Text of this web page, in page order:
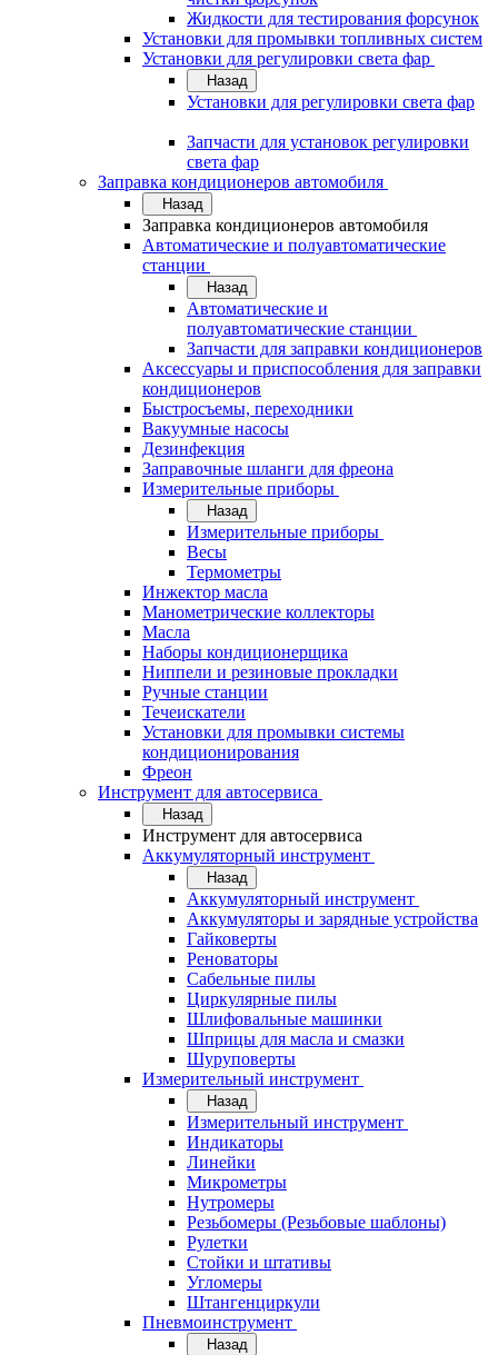
Жидкости для тестирования форсунок
Установки для промывки топливных систем
Установки для регулировки света фар
Назад
Установки для регулировки света фар
Запчасти для установок регулировки
света фар
Заправка кондиционеров автомобиля
Назад
Заправка кондиционеров автомобиля
Автоматические и полуавтоматические
станции
Назад
Автоматические и
полуавтоматические станции
Запчасти для заправки кондиционеров
Аксессуары и приспособления для заправки
кондиционеров
Быстросъемы, переходники
Вакуумные насосы
Дезинфекция
Заправочные шланги для фреона
Измерительные приборы
Назад
Измерительные приборы
Весы
Термометры
Инжектор масла
Манометрические коллекторы
Масла
Наборы кондиционерщика
Ниппели и резиновые прокладки
Ручные станции
Течеискатели
Установки для промывки системы
кондиционирования
Фреон
Инструмент для автосервиса
Назад
Инструмент для автосервиса
Аккумуляторный инструмент
Назад
Аккумуляторный инструмент
Аккумуляторы и зарядные устройства
Гайковерты
Реноваторы
Сабельные пилы
Циркулярные пилы
Шлифовальные машинки
Шприцы для масла и смазки
Шуруповерты
Измерительный инструмент
Назад
Измерительный инструмент
Индикаторы
Линейки
Микрометры
Нутромеры
Резьбомеры (Резьбовые шаблоны)
Рулетки
Стойки и штативы
Угломеры
Штангенциркули
Пневмоинструмент
Назад